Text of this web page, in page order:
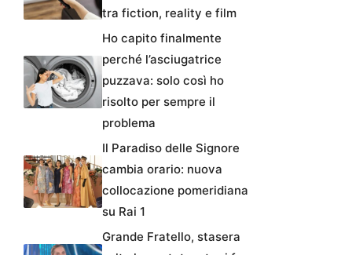
tra fiction, reality e film
Ho capito finalmente
perché l’asciugatrice
puzzava: solo così ho
risolto per sempre il
problema
Il Paradiso delle Signore
cambia orario: nuova
collocazione pomeridiana
su Rai 1
Grande Fratello, stasera